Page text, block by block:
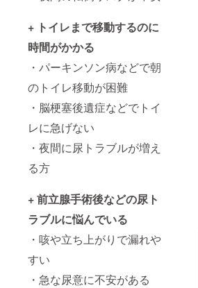
+ トイレまで移動するのに
時間がかかる
・パーキンソン病などで朝
のトイレ移動が困難
・脳梗塞後遺症などでトイ
レに急げない
・夜間に尿トラブルが増え
る方
+ 前立腺手術後などの尿ト
ラブルに悩んでいる
・咳や立ち上がりで漏れや
すい
・急な尿意に不安がある